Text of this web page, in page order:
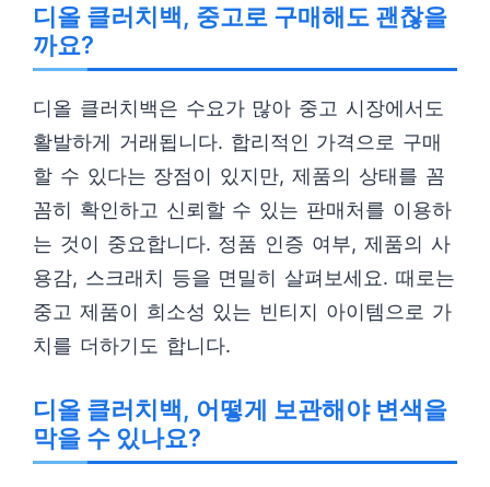
디올 클러치백, 중고로 구매해도 괜찮을
까요?
디올 클러치백은 수요가 많아 중고 시장에서도
활발하게 거래됩니다. 합리적인 가격으로 구매
할 수 있다는 장점이 있지만, 제품의 상태를 꼼
꼼히 확인하고 신뢰할 수 있는 판매처를 이용하
는 것이 중요합니다. 정품 인증 여부, 제품의 사
용감, 스크래치 등을 면밀히 살펴보세요. 때로는
중고 제품이 희소성 있는 빈티지 아이템으로 가
치를 더하기도 합니다.
디올 클러치백, 어떻게 보관해야 변색을
막을 수 있나요?